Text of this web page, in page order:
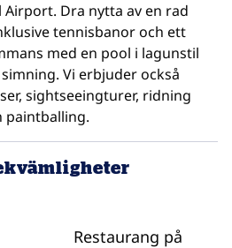
Dra nytta av en rad
tennisbanor och ett
med en pool i lagunstil
Vi erbjuder också
sightseeingturer, ridning
paintballing.
Restaurang på